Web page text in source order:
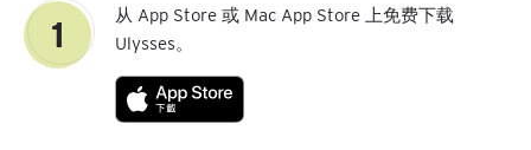
1
从 App Store 或 Mac App Store 上免费下载
Ulysses。